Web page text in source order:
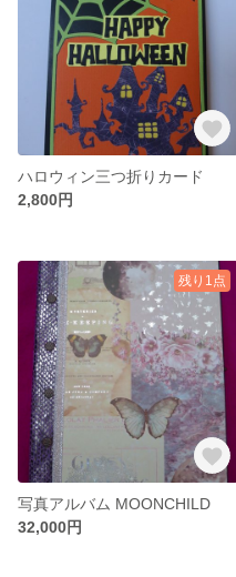
ハロウィン三つ折りカード
2,800円
残り1点
写真アルバム MOONCHILD
32,000円